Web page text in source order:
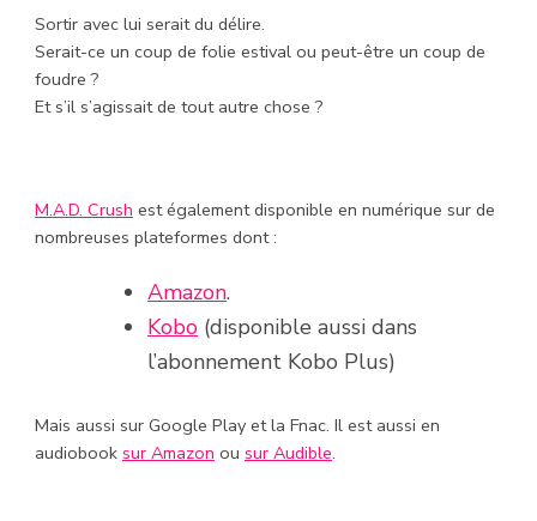
Sortir avec lui serait du délire.
Serait-ce un coup de folie estival ou peut-être un coup de
foudre ?
Et s’il s’agissait de tout autre chose ?
M.A.D. Crush est également disponible en numérique sur de
nombreuses plateformes dont :
Amazon.
Kobo (disponible aussi dans
l’abonnement Kobo Plus)
Mais aussi sur Google Play et la Fnac. Il est aussi en
audiobook sur Amazon ou sur Audible.